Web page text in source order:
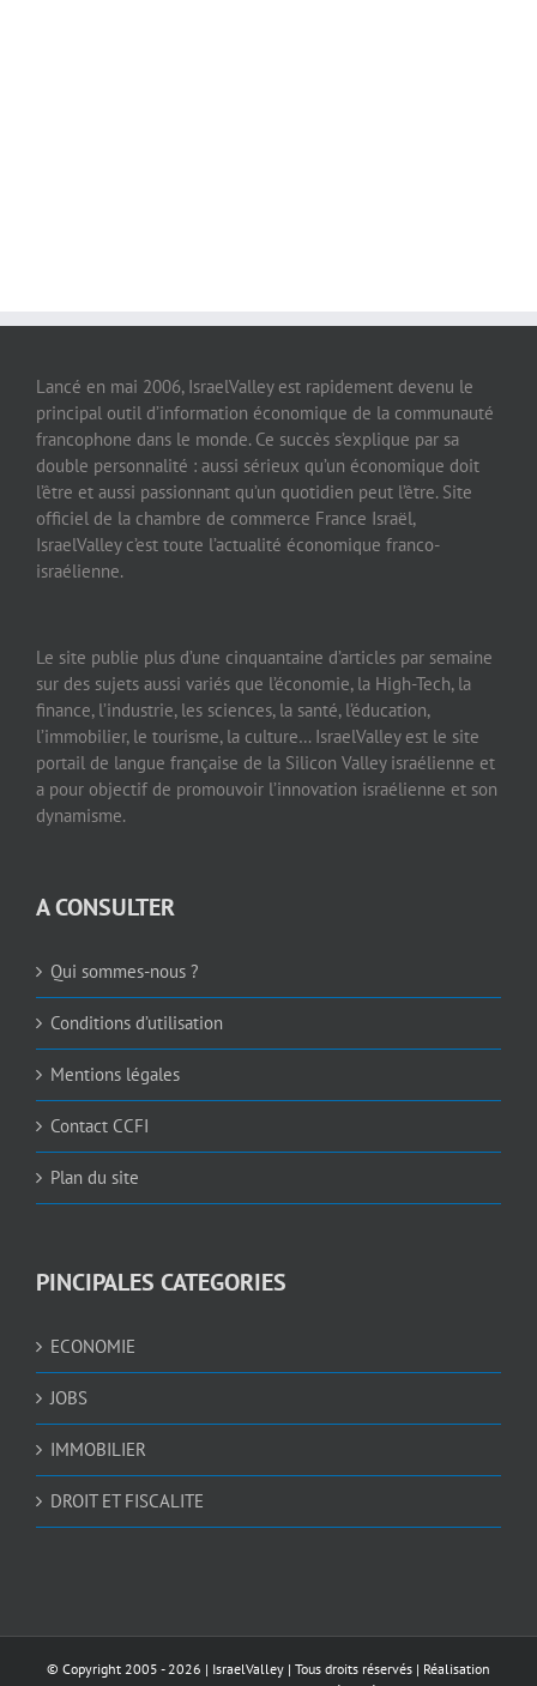
Lancé en mai 2006, IsraelValley est rapidement devenu le
principal outil d’information économique de la communauté
francophone dans le monde. Ce succès s’explique par sa
double personnalité : aussi sérieux qu’un économique doit
l’être et aussi passionnant qu’un quotidien peut l’être. Site
officiel de la chambre de commerce France Israël,
IsraelValley c’est toute l’actualité économique franco-
israélienne.
Le site publie plus d’une cinquantaine d’articles par semaine
sur des sujets aussi variés que l’économie, la High-Tech, la
finance, l’industrie, les sciences, la santé, l’éducation,
l’immobilier, le tourisme, la culture… IsraelValley est le site
portail de langue française de la Silicon Valley israélienne et
a pour objectif de promouvoir l’innovation israélienne et son
dynamisme.
A CONSULTER
Qui sommes-nous ?
Conditions d’utilisation
Mentions légales
Contact CCFI
Plan du site
PINCIPALES CATEGORIES
ECONOMIE
JOBS
IMMOBILIER
DROIT ET FISCALITE
© Copyright 2005 -2026 | IsraelValley | Tous droits réservés | Réalisation